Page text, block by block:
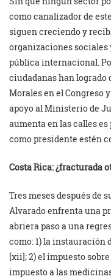
como canalizador de
siguen creciendo y
organizaciones sociales
pública internacional.
ciudadanas han
Morales en el Congreso
apoyo al Ministerio de
aumenta en las calles
como presidente estén
Costa Rica: ¿fracturada
Tres meses después de
Alvarado enfrenta una
abriera paso a una
como: 1) la instauración
[xii]; 2) el impuesto
impuesto a las